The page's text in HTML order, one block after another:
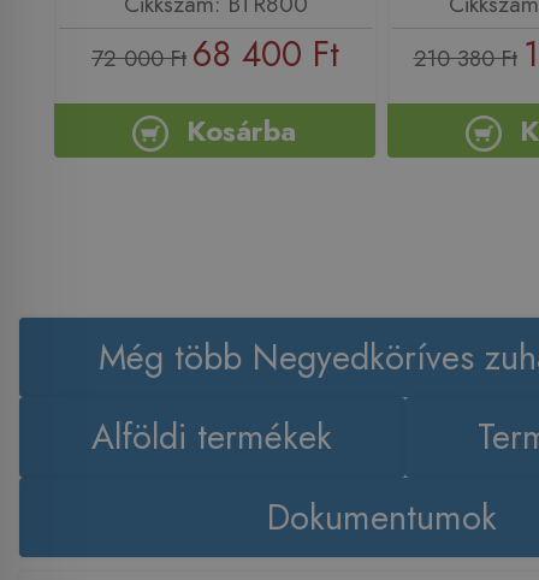
72 000 Ft 68 400 Ft
Kosárba
210 380 Ft
Még több Negyedköríves
Alföldi termékek
Dokumentumok